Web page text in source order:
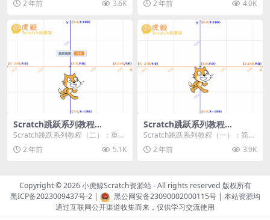
... 2 年前 3.6K
连...2 年前 4.0K
Scratch跳跃系列教程
（二）：重力跳跃
Scratch跳跃系列教程（二）：重力
跳跃 作者：小虎鲸Scratch资源站
按...2 年前 5.1K
Scratch跳跃系列教程
（一）：简单跳跃
Scratch跳跃系列教程（一）：简单
跳跃 作者：小虎鲸Scratch资源站
按...2 年前 3.9K
Copyright © 2026小虎鲸Scratch资源站- All rights reserved 版权所有
黑ICP备2023009437号-2| 黑公网安备23090002000115号| 本站资源均
通过互联网公开渠道收集而来，仅供学习交流使用